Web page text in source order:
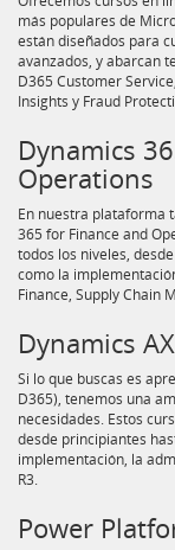
más populares de
están diseñados para
avanzados, y abarcan
D365 Customer
Insights y Fraud
Dynamics
Operations
En nuestra plataforma
365 for Finance and
todos los niveles,
como la
Finance, Supply Chain
Dynamics
Si lo que buscas es
D365), tenemos una
necesidades. Estos
desde principiantes
implementación, la
R3.
Power